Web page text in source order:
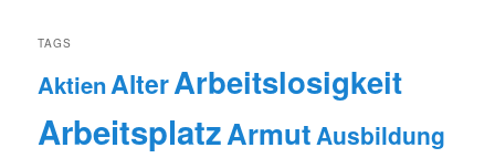
TAGS
AktienAlterArbeitslosigkeit
ArbeitsplatzArmut Ausbildung